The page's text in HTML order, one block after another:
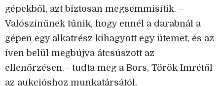
gépekből, azt biztosan megsemmisítik. –
Valószínűnek tűnik, hogy ennél a darabnál a
gépen egy alkatrész kihagyott egy ütemet, és az
íven belül megbújva átcsúszott az
ellenőrzésen.– tudta meg a Bors, Török Imrétől
az aukcióshoz munkatársától.